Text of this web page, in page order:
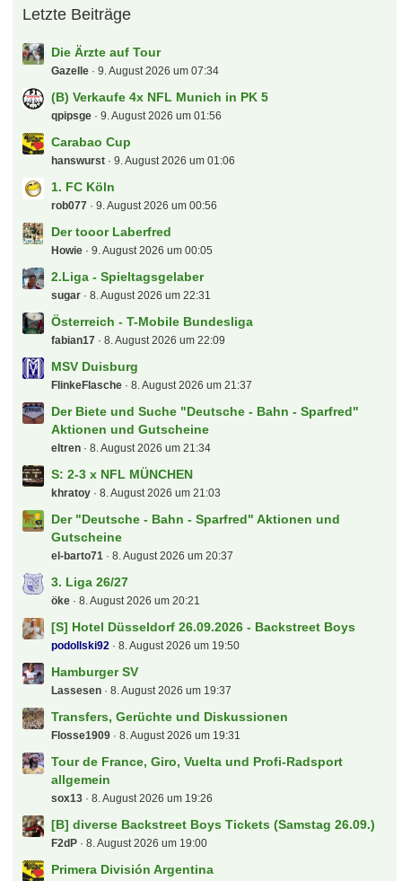
Letzte Beiträge
Die Ärzte auf Tour
Gazelle 9. August 2026 um 07:34
(B) Verkaufe 4x NFL Munich in PK 5
qpipsge 9. August 2026 um 01:56
Carabao Cup
hanswurst 9. August 2026 um 01:06
1. FC Köln
rob077 9. August 2026 um 00:56
Der tooor Laberfred
Howie 9. August 2026 um 00:05
2.Liga - Spieltagsgelaber
sugar 8. August 2026 um 22:31
Österreich - T-Mobile Bundesliga
fabian17 8. August 2026 um 22:09
MSV Duisburg
FlinkeFlasche 8. August 2026 um 21:37
Der Biete und Suche "Deutsche - Bahn - Sparfred"
Aktionen und Gutscheine
eltren 8. August 2026 um 21:34
S: 2-3 x NFL MÜNCHEN
khratoy 8. August 2026 um 21:03
Der "Deutsche - Bahn - Sparfred" Aktionen und
Gutscheine
el-barto71 8. August 2026 um 20:37
3. Liga 26/27
öke 8. August 2026 um 20:21
[S] Hotel Düsseldorf 26.09.2026 - Backstreet Boys
podollski92 8. August 2026 um 19:50
Hamburger SV
Lassesen 8. August 2026 um 19:37
Transfers, Gerüchte und Diskussionen
Flosse1909 8. August 2026 um 19:31
Tour de France, Giro, Vuelta und Profi-Radsport
allgemein
sox13 8. August 2026 um 19:26
[B] diverse Backstreet Boys Tickets (Samstag 26.09.)
F2dP 8. August 2026 um 19:00
Primera División Argentina